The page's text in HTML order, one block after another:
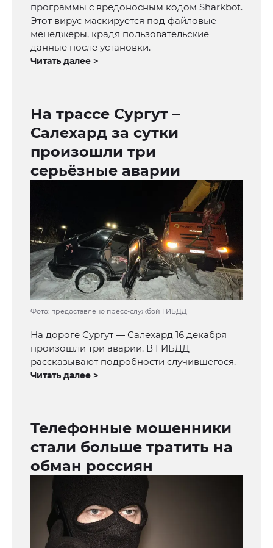
программы с вредоносным кодом Sharkbot.
Этот вирус маскируется под файловые
менеджеры, крадя пользовательские
данные после установки.
Читать далее >
На трассе Сургут –
Салехард за сутки
произошли три
серьёзные аварии
Фото: предоставлено пресс-службой ГИБДД
На дороге Сургут — Салехард 16 декабря
произошли три аварии. В ГИБДД
рассказывают подробности случившегося.
Читать далее >
Телефонные мошенники
стали больше тратить на
обман россиян